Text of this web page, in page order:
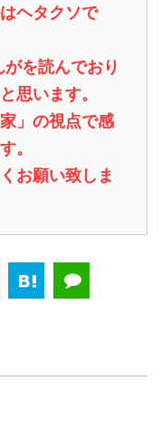
ヘタクソで
を読んでおり
思います。
」の視点で感
。
お願い致しま